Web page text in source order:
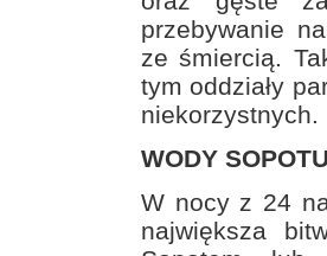
przebywanie
ze śmiercią.
tym oddziały
niekorzystnych.
WODY
W nocy z 24 na 25 czerwca o godzinie pierwszej rozpoczęła się największa bitwa partyzancka w Polsce nazywana bitwą nad Sopotem lub pod Osuchami. Walkę rozpoczęły oddziały partyzanckie: BCh „Skrzypika” i AK „Topoli”, które po zapadnięciu nocy miały za zadanie przebić się przez drogę łączącą Fryszarkę ze wsią Borowiec. Zadanie polegało na przejściu bezpośrednio do linii nieprzyjaciela i przerwaniu szturmem pierścienia okrążenia, a następnie przeskoczeniu z uroczyska Maziarze do uroczyska las Czarna Rzeczka i kontynuowaniu szybkiego marszu w kierunku wsi Hamernia w celu odsunięcia się od wroga. Oddziały „Skrzypika” i „Topoli” około północy opuściły swoje miejsca postoju i skradając się przeszły na pozycje wyjściowe. W pół godziny potem rozpoczął się szturm na pozycje wroga, broń maszynowa została wysunięta do przodu. Żołnierze dostali rozkaz otworzyć ogień dopiero po podejściu do linii niemieckich na bliską odległość, noc była nadzwyczaj ciemna. Ciemność ta z jednej strony sprzyjała walczącym, ponieważ byli niewidoczni, a z drugiej strony przeszkadzała, bowiem utrudniała komunikowanie się i dowodzenie. Niestety jeden z żołnierzy łamiąc gałązkę zdradził położenie i zamiary partyzantów. Niemcy błyskawicznie otworzyli ogień z broni maszynowej i oświetlali teren rakietami. W momencie noc przeistoczyła się w dzień. Wrogowie zaczęli strzelać kulami zapalnymi i świetlnymi. „Skrzypik” rzucił rozkaz do szturmu. Odległość od nieprzyjaciela zmniejszała się gwałtownie. Jednocześnie wszyscy otworzyli ogień huraganowy na Niemców. Niestety pierwsi atakujący żołnierze wpadli na miny i zginęli. W parę chwil potem do akcji włączyła się artyleria niemiecka oraz wprowadzono granatniki i moździerze. Po kilku minutach żołnierze zrozumieli, że szturm zakończy się niepowodzeniem. W świetle rakiet widać było, jak grupa żołnierzy usiłuje kontynuować szturm. Niemcy mają nad partyzantami nie tylko przewagę ognia uzbrojenia i sił, ale do tego mają lepsze pozycje. Linia ich przebiega wzdłuż wzgórza, z którego strzelają prosto w twarz. „Skrzypik” rzucił rozkaz odwrotu, żołnierze skokami wycofali się. Podczas szturmu pod Malcami z oddziału BCh „Skrzypika” zginęło wielu żołnierzy. Podobny przebieg akcji miało natarcie oddziału AK ppor. „Topoli”. Wszyscy z oddziału nacierając na Niemców nie zachowali idealnej ciszy. Słychać było trzask